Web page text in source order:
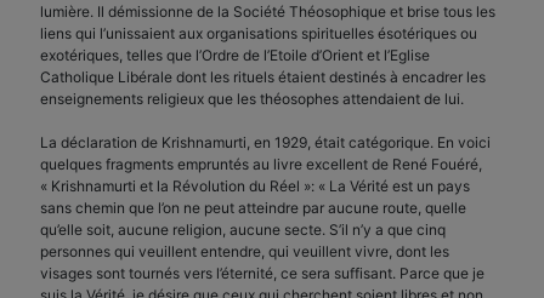
lumière. Il démissionne de la Société Théosophique et brise tous les
liens qui l’unissaient aux organisations spirituelles ésotériques ou
exotériques, telles que l’Ordre de l’Etoile d’Orient et l’Eglise
Catholique Libérale dont les rituels étaient destinés à encadrer les
enseignements religieux que les théosophes attendaient de lui.
La déclaration de Krishnamurti, en 1929, était catégorique. En voici
quelques fragments empruntés au livre excellent de René Fouéré,
« Krishnamurti et la Révolution du Réel »: « La Vérité est un pays
sans chemin que l’on ne peut atteindre par aucune route, quelle
qu’elle soit, aucune religion, aucune secte. S’il n’y a que cinq
personnes qui veuillent entendre, qui veuillent vivre, dont les
visages sont tournés vers l’éternité, ce sera suffisant. Parce que je